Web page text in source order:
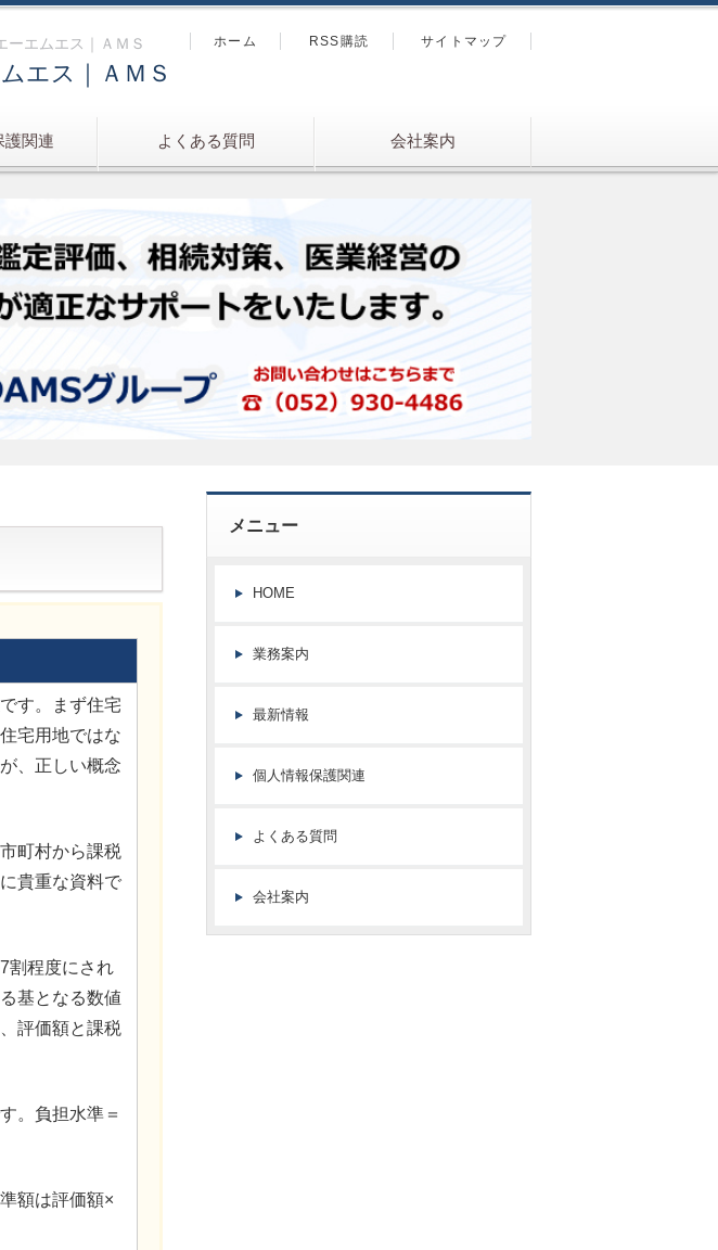
ーエムエス｜ＡＭＳ
エス｜ＡＭＳ
護関連 よくある質問 会社案内
ホーム RSS購読 サイトマップ
す。まず住宅
宅用地ではな
、正しい概念
町村から課税
貴重な資料で
割程度にされ
基となる数値
評価額と課税
。負担水準＝
額は評価額×
メニュー
HOME
業務案内
最新情報
個人情報保護関連
よくある質問
会社案内